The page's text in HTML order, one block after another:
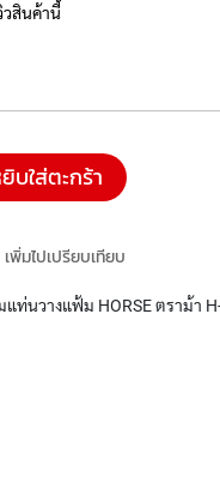
วสินค้านี้
บใส่ตะกร้า
เพิ่มไปเปรียบเทียบ
ท่นวางแฟ้ม HORSE ตราม้า